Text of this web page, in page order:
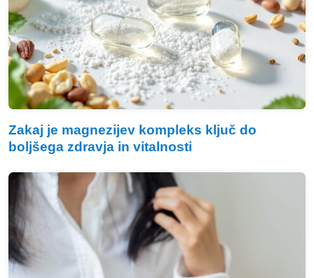
Zakaj je magnezijev kompleks ključ do
boljšega zdravja in vitalnosti